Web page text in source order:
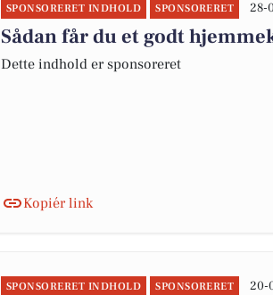
SPONSORERET INDHOLD SPONSORERET 28-
Sådan får du et godt
Dette indhold er sponsoreret
Kopiér link
SPONSORERET INDHOLD SPONSORERET 20-